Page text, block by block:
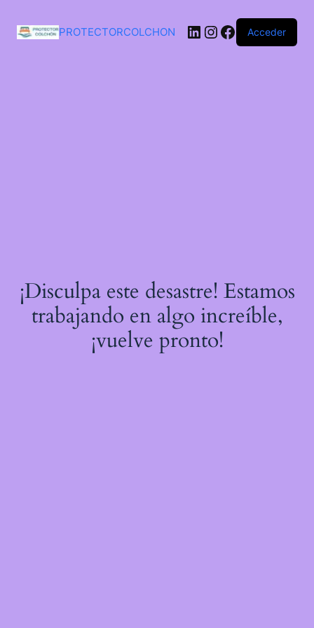
contenido
PROTECTORCOLCHON LinkedIn
Instagram
Facebook
Acceder
¡Disculpa este desastre! Estamos
trabajando en algo increíble,
¡vuelve pronto!